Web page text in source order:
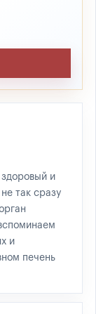
здоровый и
так сразу
и
печень